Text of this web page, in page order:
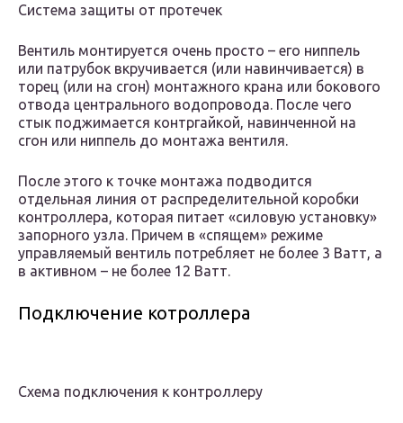
Система защиты от протечек
Вентиль монтируется очень просто – его ниппель
или патрубок вкручивается (или навинчивается) в
торец (или на сгон) монтажного крана или бокового
отвода центрального водопровода. После чего
стык поджимается контргайкой, навинченной на
сгон или ниппель до монтажа вентиля.
После этого к точке монтажа подводится
отдельная линия от распределительной коробки
контроллера, которая питает «силовую установку»
запорного узла. Причем в «спящем» режиме
управляемый вентиль потребляет не более 3 Ватт, а
в активном – не более 12 Ватт.
Подключение котроллера
Схема подключения к контроллеру